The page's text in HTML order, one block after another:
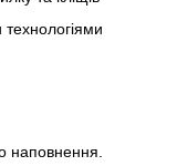
технологіями
наповнення.